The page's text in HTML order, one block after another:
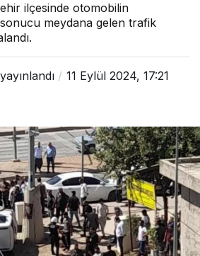
ilçesinde otomobilin
meydana gelen trafik
yayınlandı
11 Eylül 2024, 17:21